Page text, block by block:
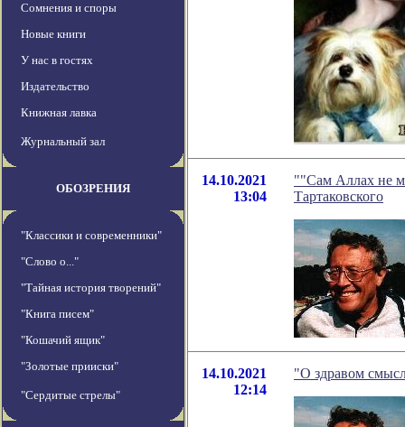
Сомнения и споры
Новые книги
У нас в гостях
Издательство
Книжная лавка
Журнальный зал
ОБОЗРЕНИЯ
"Классики и современники"
"Слово о..."
"Тайная история творений"
"Книга писем"
"Кошачий ящик"
"Золотые прииски"
"Сердитые стрелы"
14.10.2021
13:04
""Сам Аллах не
Тартаковского
14.10.2021
12:14
"О здравом